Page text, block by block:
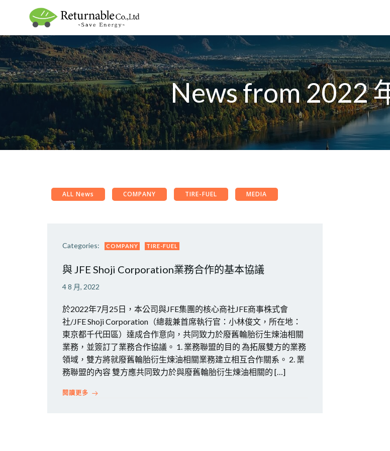
News from 2022
ALL News COMPANY TIRE-FUEL MEDIA
Categories: COMPANY TIRE-FUEL
與 JFE Shoji Corporation業務合作的基本協議
4 8 月, 2022
於2022年7月25日，本公司與JFE集團的核心商社JFE商事株式會
社/JFE Shoji Corporation（總裁兼首席執行官：小林俊文，所在地：
東京都千代田區）達成合作意向，共同致力於廢舊輪胎衍生煉油相關
業務，並簽訂了業務合作協議。 1. 業務聯盟的目的 為拓展雙方的業務
領域，雙方將就廢舊輪胎衍生煉油相關業務建立相互合作關系。 2. 業
務聯盟的內容 雙方應共同致力於與廢舊輪胎衍生煉油相關的 […]
閱讀更多